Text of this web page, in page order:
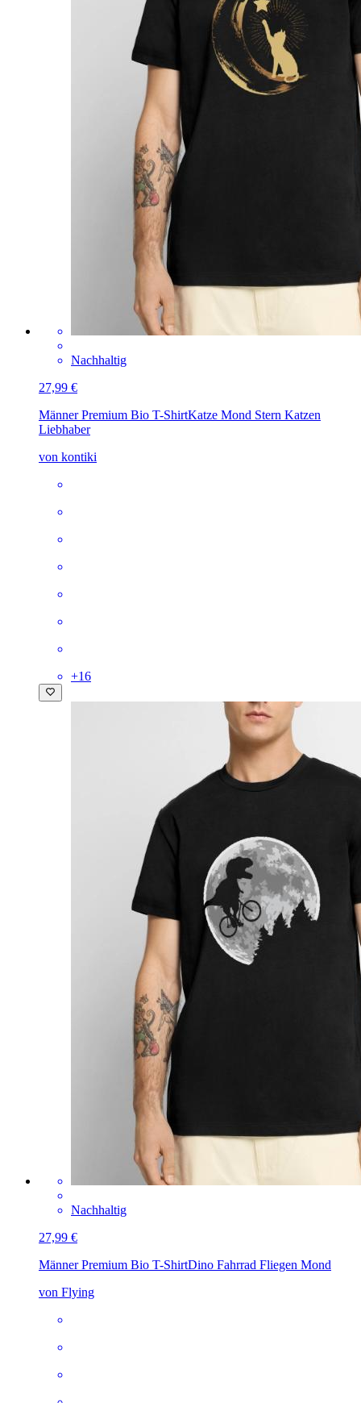
Nachhaltig
27,99 €
Männer Premium Bio T-ShirtKatze Mond Stern Katzen
Liebhaber
von kontiki
+16
Nachhaltig
27,99 €
Männer Premium Bio T-ShirtDino Fahrrad Fliegen Mond
von Flying